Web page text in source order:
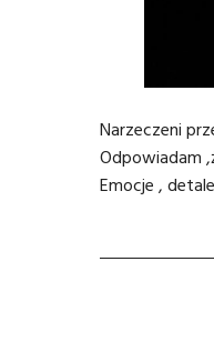
Narzeczeni
Odpowiadam
Emocje ,